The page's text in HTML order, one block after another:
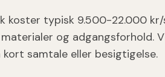
koster typisk 9.500-22.000
og adgangsforhold.
samtale eller besigtigelse.